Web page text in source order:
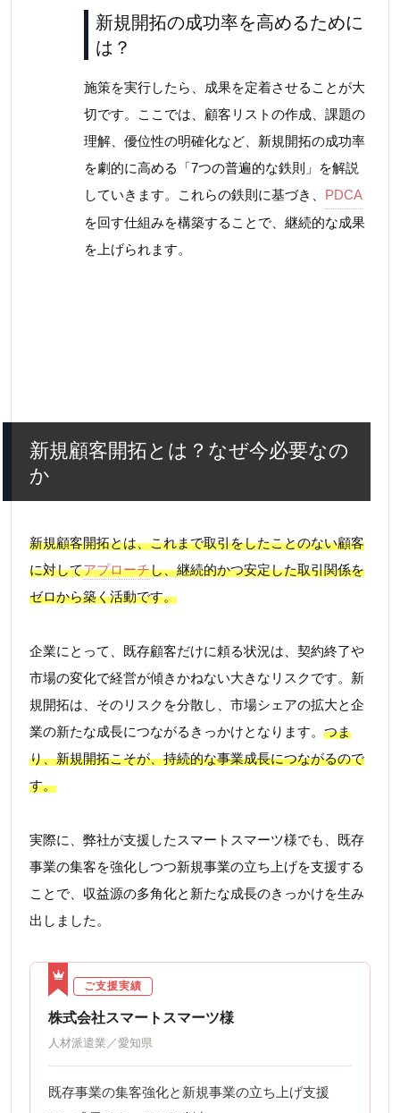
新規開拓の成功率を高めるために
は？
施策を実行したら、成果を定着させることが大
切です。ここでは、顧客リストの作成、課題の
理解、優位性の明確化など、新規開拓の成功率
を劇的に高める「7つの普遍的な鉄則」を解説
していきます。これらの鉄則に基づき、 PDCA
を回す仕組みを構築することで、継続的な成果
を上げられます。
新規顧客開拓とは？なぜ今必要なの
か
新規顧客開拓とは、これまで取引をしたことのない顧客
に対してアプローチし、継続的かつ安定した取引関係を
ゼロから築く活動です。
企業にとって、既存顧客だけに頼る状況は、契約終了や
市場の変化で経営が傾きかねない大きなリスクです。新
規開拓は、そのリスクを分散し、市場シェアの拡大と企
業の新たな成長につながるきっかけとなります。 つま
り、新規開拓こそが、持続的な事業成長につながるので
す。
実際に、弊社が支援したスマートスマーツ様でも、既存
事業の集客を強化しつつ新規事業の立ち上げを支援する
ことで、収益源の多角化と新たな成長のきっかけを生み
出しました。
ご支援実績
株式会社スマートスマーツ様
人材派遣業／愛知県
既存事業の集客強化と新規事業の立ち上げ支援